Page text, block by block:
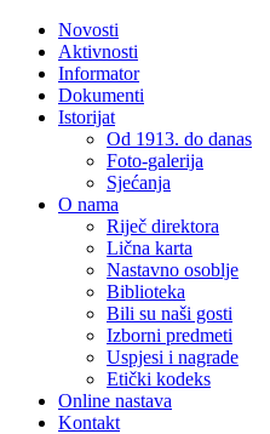
Novosti
Aktivnosti
Informator
Dokumenti
Istorijat
Od 1913. do danas
Foto-galerija
Sjećanja
O nama
Riječ direktora
Lična karta
Nastavno osoblje
Biblioteka
Bili su naši gosti
Izborni predmeti
Uspjesi i nagrade
Etički kodeks
Online nastava
Kontakt